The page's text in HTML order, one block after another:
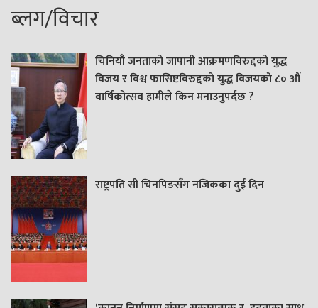
ब्लग/विचार
चिनियाँ जनताको जापानी आक्रमणविरुद्दको युद्ध
विजय र विश्व फासिष्टविरुद्दको युद्ध विजयको ८० औं
वार्षिकोत्सव हामीले किन मनाउनुपर्दछ ?
राष्ट्रपति सी चिनपिङसँग नजिकका दुई दिन